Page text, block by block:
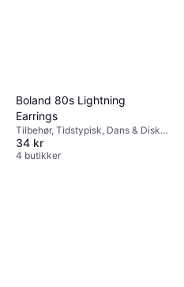
Boland 80s Lightning
Earrings
Tilbehør, Tidstypisk, Dans & Disko,
Dame, Smykker, 80-tallet
34 kr
4 butikker